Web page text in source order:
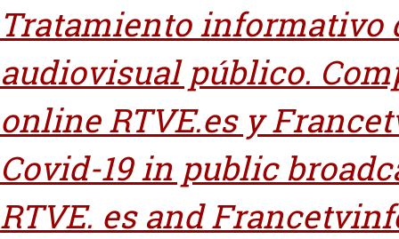
Tratamiento informativo
audiovisual público.
online RTVE.es y
Covid-19 in public
RTVE. es and